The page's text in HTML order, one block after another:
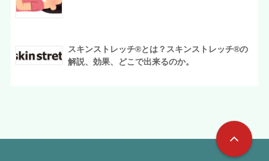
スキンストレッチ®︎とは？スキンストレッチ®︎の
解説、効果、どこで出来るのか。